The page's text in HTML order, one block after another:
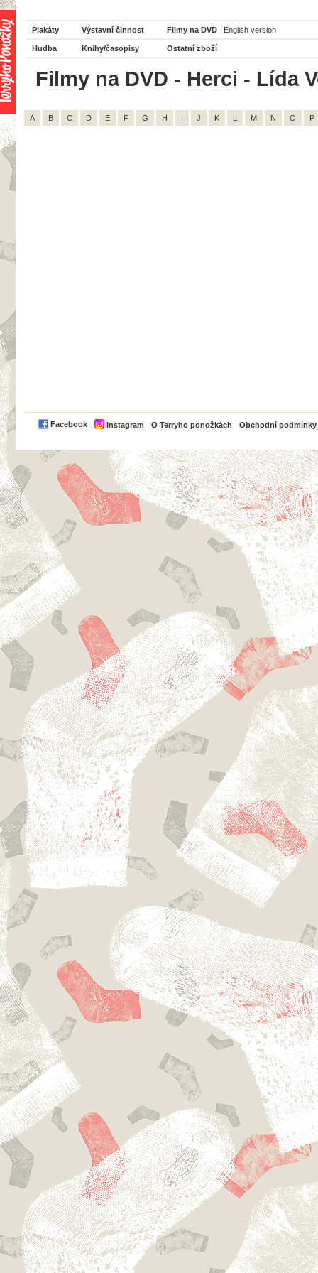
Plakáty Výstavní činnost Filmy na DVD English version
Hudba Knihy/časopisy Ostatní zboží
Filmy na DVD - Herci - Lída
A B C D E F G H I J K L M N O P
Facebook Instagram O Terryho ponožkách Obchodní podmínky
PayPal